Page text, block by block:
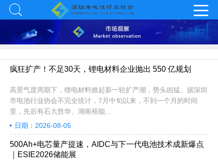
疯狂扩产！不足30天，锂电材料企业抛出 550 亿规划
高景气度周期下，锂电材料掀起新一轮扩产潮，势头凶猛。据深圳
市电池行业协会不完全统计，7月中旬以来，不到一个月的时间
里，先后有石大胜华、湖南裕能...
日期：2026-08-05
500Ah+电芯量产提速，AIDC与下一代电池技术成新爆点
｜ESIE2026储能展